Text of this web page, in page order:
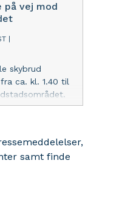
til
da veje kan
kloakdæksler
desuden kontakt
strande.
på vej mod
skybrud
ca. kl. 1.40 til
kloakdæksler
desuden kontakt
samt finde